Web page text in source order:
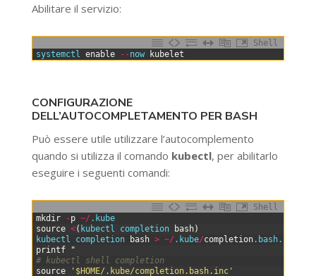
Abilitare il servizio:
Shell
systemctl enable --now kubelet
CONFIGURAZIONE
DELL’AUTOCOMPLETAMENTO PER BASH
Può essere utile utilizzare l’autocomplemento
quando si utilizza il comando kubectl, per abilitarlo
eseguire i seguenti comandi:
Shell
mkdir -p ~/ .kube
source <( kubectl completion bash)
kubectl completion bash > ~/ .kube/completion.bash.inc
printf
"
# kubectl shell completion
source
'$HOME/.kube/completion.bash.inc'